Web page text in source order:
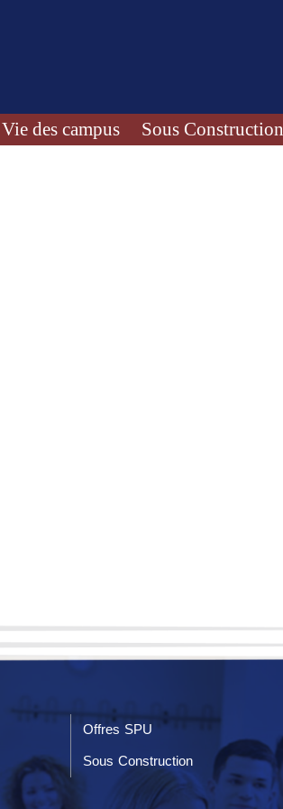
Vie des campus Sous Construction
Offres SPU
Sous Construction